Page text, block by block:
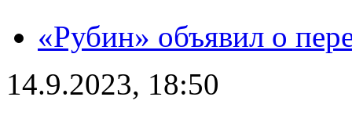
«Рубин» объявил о
14.9.2023, 18:50